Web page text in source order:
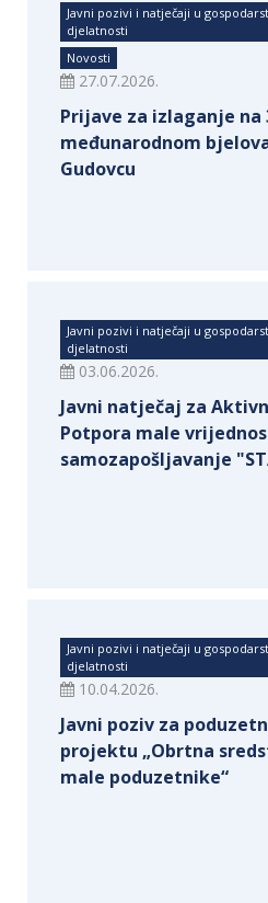
Javni pozivi i natječaji u
djelatnosti
Novosti
27.07.2026.
Prijave za izlaganje na
međunarodnom
Gudovcu
Javni pozivi i natječaji u
djelatnosti
03.06.2026.
Javni natječaj za
Potpora male
samozapošljavanje
Javni pozivi i natječaji u
djelatnosti
10.04.2026.
Javni poziv za
projektu „Obrtna
male poduzetnike“